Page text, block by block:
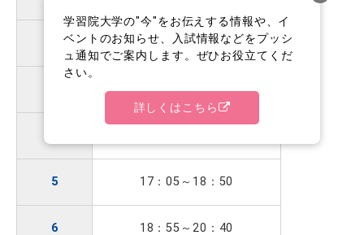
10： 40～12：25
13：15～15：00
5 17：05 ～ 18 ： 50
6 18：55 ～ 20 ： 40
学習院大学の"今"をお伝えする情報や、イ
ベントのお知らせ、入試情報などをプッシ
ュ通知でご案内します。ぜひお役立てくだ
さい。
詳しくはこちら